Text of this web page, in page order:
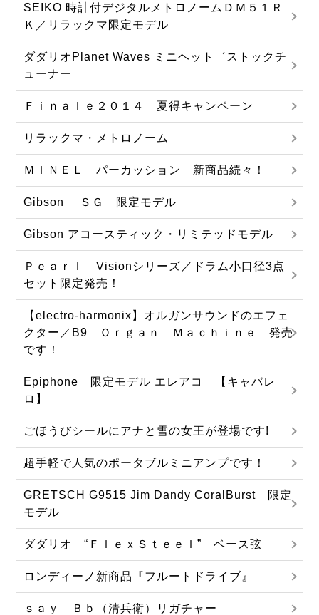
SEIKO 時計付デジタルメトロノームＤＭ５１Ｒ
Ｋ／リラックマ限定モデル
ダダリオPlanet Waves ミニヘット゛ストックチ
ューナー
Ｆｉｎａｌｅ２０１４ 夏得キャンペーン
リラックマ・メトロノーム
ＭＩＮＥＬ パーカッション 新商品続々！
Gibson ＳＧ 限定モデル
Gibson アコースティック・リミテッドモデル
Ｐｅａｒｌ Visionシリーズ／ドラム小口径3点
セット限定発売！
【electro-harmonix】オルガンサウンドのエフェ
クター／B9 Ｏｒｇａｎ Ｍａｃｈｉｎｅ 発売
です！
Epiphone 限定モデル エレアコ 【キャバレ
ロ】
ごほうびシールにアナと雪の女王が登場です!
超手軽で人気のポータブルミニアンプです！
GRETSCH G9515 Jim Dandy CoralBurst 限定
モデル
ダダリオ “ＦｌｅｘＳｔｅｅｌ” ベース弦
ロンディーノ新商品『フルートドライブ』
ｓａｙ Ｂｂ（清兵衛）リガチャー